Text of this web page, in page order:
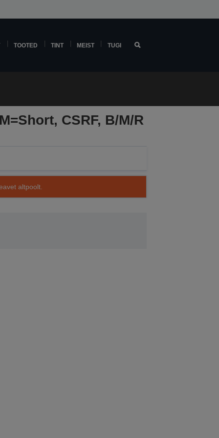
TOOTED TINT MEIST TUGI
CSRF, B/M/R
altpoolt.